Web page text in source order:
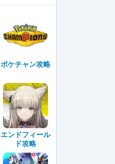
ポケチャン攻略
エンドフィール
ド攻略